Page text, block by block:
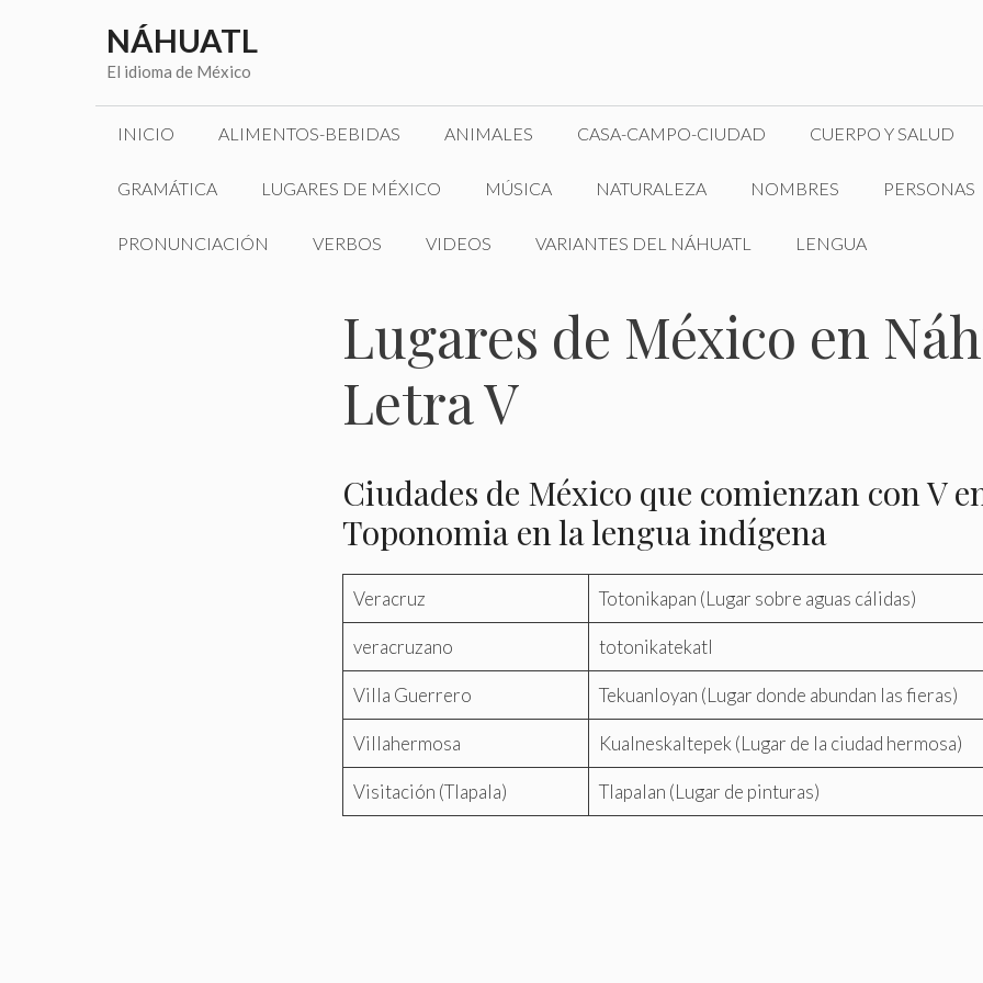
contenido
NÁHUATL
El idioma de México
INICIO ALIMENTOS-BEBIDAS ANIMALES CASA-CAMPO-CIUDAD CUERPO Y SALUD
GRAMÁTICA LUGARES DE MÉXICO MÚSICA NATURALEZA NOMBRES PERSONAS
PRONUNCIACIÓN VERBOS VIDEOS VARIANTES DEL NÁHUATL LENGUA
Lugares de México en
Letra V
Ciudades de México que comienzan con V
Toponomia en la lengua indígena
Veracruz Totonikapan (Lugar sobre aguas cálidas)
veracruzano totonikatekatl
Villa Guerrero Tekuanloyan (Lugar donde abundan las fieras)
Villahermosa Kualneskaltepek (Lugar de la ciudad hermosa)
Visitación (Tlapala) Tlapalan (Lugar de pinturas)